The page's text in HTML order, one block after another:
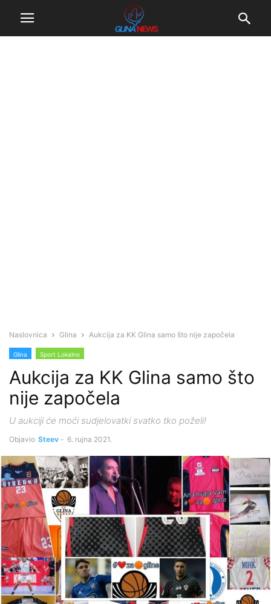
Naslovnica Glina Aukcija za KK Glina samo što nije započela
Glina Sport Lokalno
Aukcija za KK Glina samo što
nije započela
U aukciji će moći sudjelovatki svatko tko poželi!
Objavio Steev - 6. rujna 2021.